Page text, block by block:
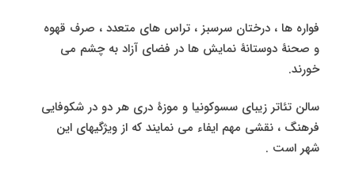
فواره ها ، درختان سرسبز ، تراس های متعدد ، صرف قهوه
و صحنۀ دوستانۀ نمایش ها در فضای آزاد به چشم می
خورند.
سالن تئاتر زیبای سسوکونیا و موزۀ دری هر دو در شکوفایی
فرهنگ ، نقشی مهم ایفاء می نمایند که از ویژگیهای این
شهر است .